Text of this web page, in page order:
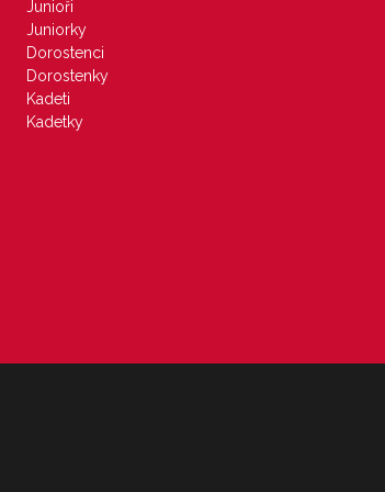
Junioři
Juniorky
Dorostenci
Dorostenky
Kadeti
Kadetky